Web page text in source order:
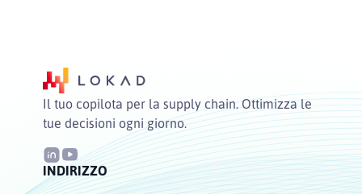
Il tuo copilota per la supply chain. Ottimizza le
tue decisioni ogni giorno.
INDIRIZZO